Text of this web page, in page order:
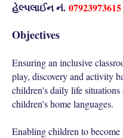
હેલ્પલાઈન નં. 07923973615
Objectives
Ensuring an inclusive
play, discovery and activity
children's daily life
children's home languages.
Enabling children to